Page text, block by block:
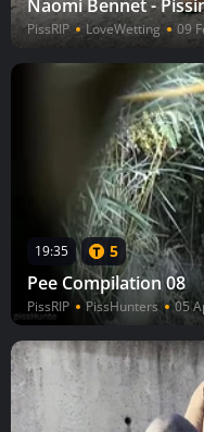
Naomi Bennet -
PissRIP LoveWetting 09
19:35 5
Pee Compilation 08
PissRIP PissHunters 05